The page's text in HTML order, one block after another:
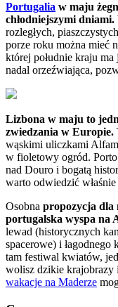
Portugalia w maju
chłodniejszymi dniami.
rozległych,
porze roku można mieć
której południe kraju
nadal orzeźwiająca,
Lizbona w maju to
zwiedzania w Europie.
wąskimi uliczkami
w fioletowy ogród.
nad Douro i bogatą
warto odwiedzić
Osobna propozycja dla
portugalska wyspa na
lewad (historycznych
spacerowe) i
tam festiwal kwiatów,
wolisz dzikie krajobrazy
wakacje na Maderze